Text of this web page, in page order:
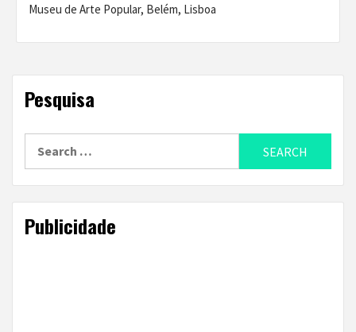
Museu de Arte Popular, Belém, Lisboa
Pesquisa
Publicidade